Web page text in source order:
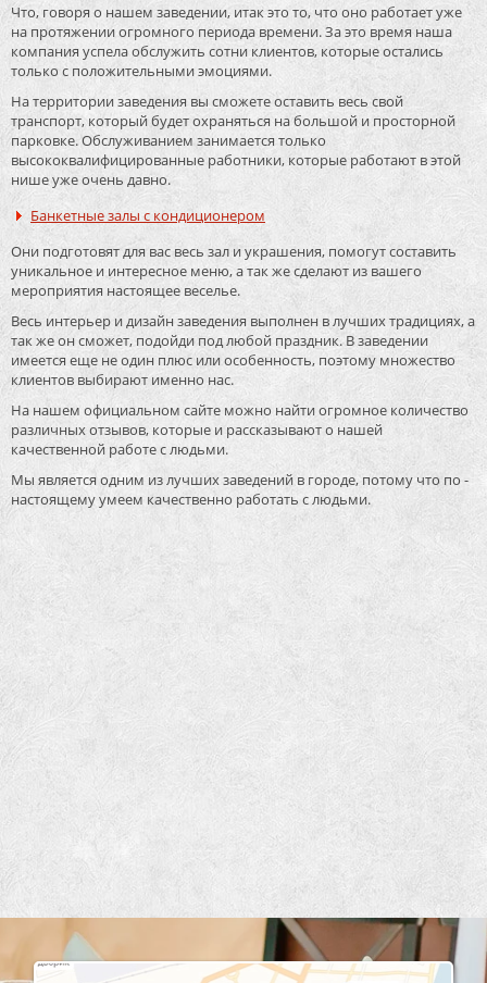
Что, говоря о нашем заведении, итак это то, что оно работает уже
на протяжении огромного периода времени. За это время наша
компания успела обслужить сотни клиентов, которые остались
только с положительными эмоциями.
На территории заведения вы сможете оставить весь свой
транспорт, который будет охраняться на большой и просторной
парковке. Обслуживанием занимается только
высококвалифицированные работники, которые работают в этой
нише уже очень давно.
Банкетные залы с кондиционером
Они подготовят для вас весь зал и украшения, помогут составить
уникальное и интересное меню, а так же сделают из вашего
мероприятия настоящее веселье.
Весь интерьер и дизайн заведения выполнен в лучших традициях, а
так же он сможет, подойди под любой праздник. В заведении
имеется еще не один плюс или особенность, поэтому множество
клиентов выбирают именно нас.
На нашем официальном сайте можно найти огромное количество
различных отзывов, которые и рассказывают о нашей
качественной работе с людьми.
Мы является одним из лучших заведений в городе, потому что по -
настоящему умеем качественно работать с людьми.